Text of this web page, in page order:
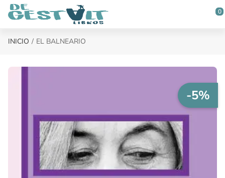
Saltar al contenido principal
0
INICIO EL BALNEARIO
-5%